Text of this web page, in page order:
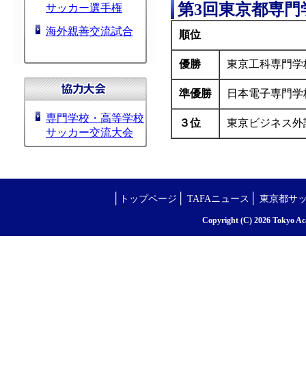
サッカー選手権
海外親善交流試合
専門学校・高等学校
サッカー交流大会
第3回東京都専
順位
優勝 東京工科専門学
準優勝 日本電子専門学
３位 東京ビジネス外
トップページ TAFAニュース 東京都サ
Copyright (C) 2026 Tokyo